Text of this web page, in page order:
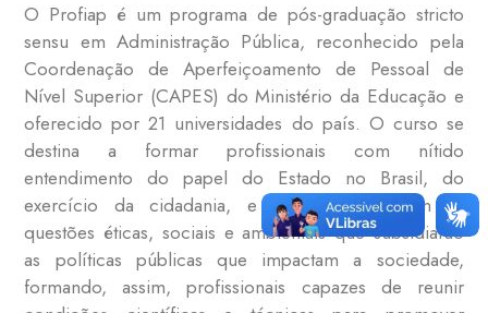
O Profiap é um programa de pós-graduação stricto
sensu em Administração Pública, reconhecido pela
Coordenação de Aperfeiçoamento de Pessoal de
Nível Superior (CAPES) do Ministério da Educação e
oferecido por 21 universidades do país. O curso se
destina a formar profissionais com nítido
entendimento do papel do Estado no Brasil, do
exercício da cidadania, e preocupados com as
questões éticas, sociais e ambientais que subsidiarão
as políticas públicas que impactam a sociedade,
formando, assim, profissionais capazes de reunir